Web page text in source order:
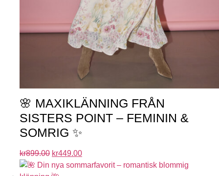
🌸 MAXIKLÄNNING FRÅN
SISTERS POINT – FEMININ &
SOMRIG ✨
kr899.00 kr449.00